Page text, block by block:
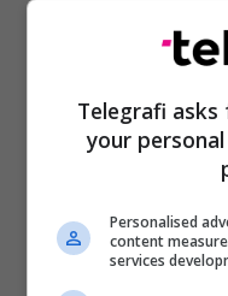
Telegrafi
your
Personalised
content
services